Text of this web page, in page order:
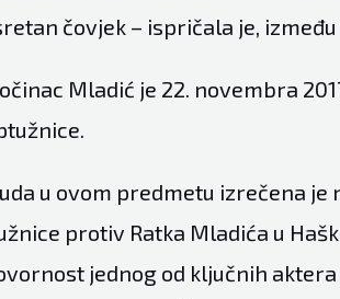
čovjek – ispričala je,
Mladić je 22. novembra
u ovom predmetu izrečena je
protiv Ratka Mladića u
jednog od ključnih